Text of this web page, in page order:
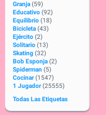
Granja (59)
Educativo (92)
Equilibrio (18)
Bicicleta (43)
Ejército (2)
Solitario (13)
Skating (32)
Bob Esponja (2)
Spiderman (5)
Cocinar (1547)
1 Jugador (25555)
Todas Las Etiquetas